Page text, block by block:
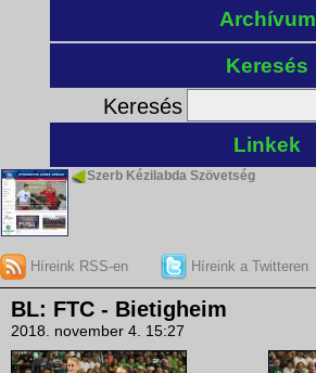
Archívum
Keresés
Keresés
Linkek
Szerb Kézilabda Szövetség
Híreink RSS-en Híreink a Twitteren
BL: FTC - Bietigheim
2018. november 4. 15:27